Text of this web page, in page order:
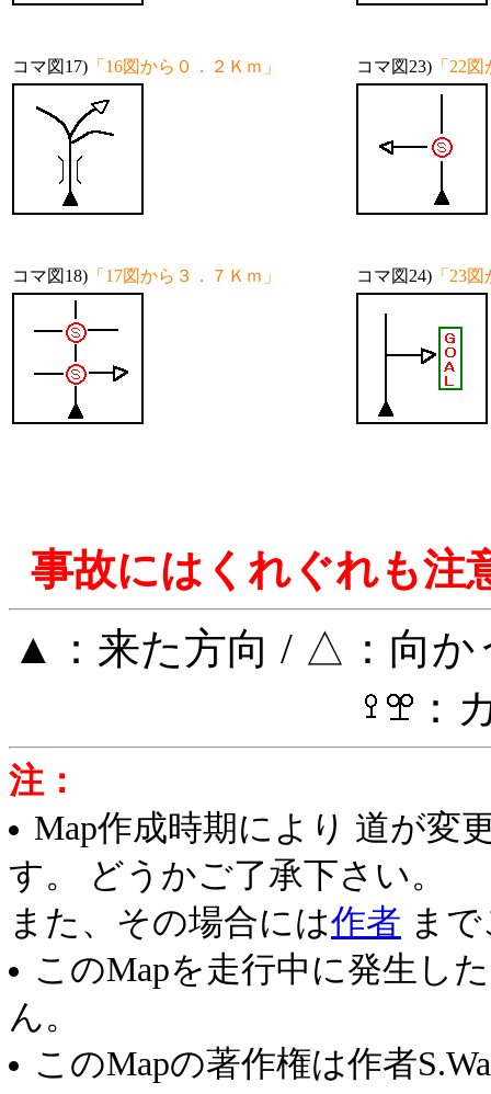
コマ図17) 「16図から０．２Ｋｍ」 コマ図23) 「22
コマ図18) 「17図から３．７Ｋｍ」 コマ図24) 「23
事故にはくれぐれも注
▲：来た方向 / △：向か
：
注：
Map作成時期により 道が変
す。 どうかご了承下さい。
また、その場合には作者 ま
このMapを走行中に発生し
ん。
このMapの著作権は作者